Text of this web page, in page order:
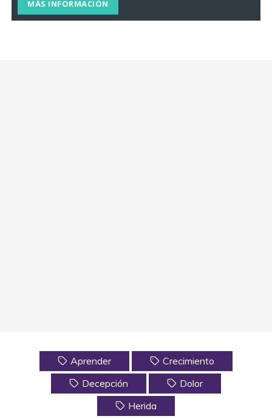
MÁS INFORMACIÓN
Aprender
Crecimiento
Decepción
Dolor
Herida